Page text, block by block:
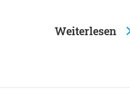
Weiterlesen